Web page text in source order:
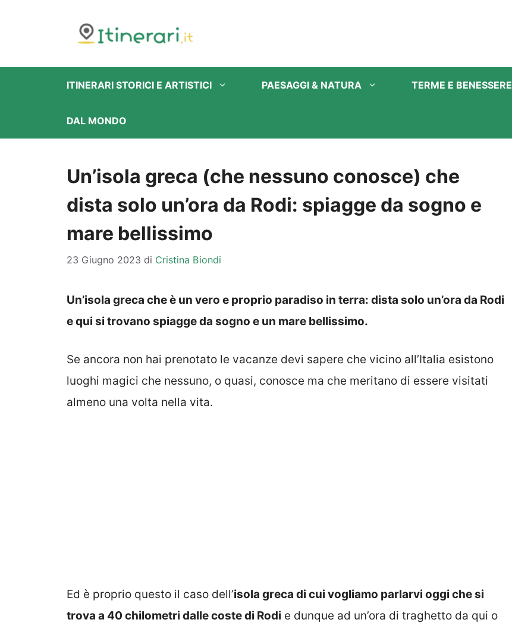
ITINERARI STORICI E ARTISTICI PAESAGGI & NATURA TERME E BENESSERE
DAL MONDO
Un’isola greca (che nessuno conosce) che
dista solo un’ora da Rodi: spiagge da sogno e
mare bellissimo
23 Giugno 2023 di Cristina Biondi
Un’isola greca che è un vero e proprio paradiso in terra: dista solo un’ora da Rodi
e qui si trovano spiagge da sogno e un mare bellissimo.
Se ancora non hai prenotato le vacanze devi sapere che vicino all’Italia esistono
luoghi magici che nessuno, o quasi, conosce ma che meritano di essere visitati
almeno una volta nella vita.
Ed è proprio questo il caso dell’isola greca di cui vogliamo parlarvi oggi che si
trova a 40 chilometri dalle coste di Rodi e dunque ad un’ora di traghetto da qui o